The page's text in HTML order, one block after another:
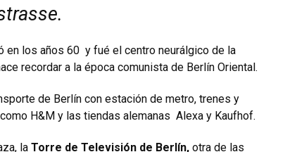
en los años 60 y fué el centro neurálgico de la
recordar a la época comunista de Berlín Oriental.
de Berlín con estación de metro, trenes y
H&M y las tiendas alemanas Alexa y Kaufhof.
la Torre de Televisión de Berlín, otra de las